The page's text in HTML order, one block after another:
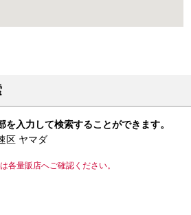
を入力して検索することができます。
区 ヤマダ
各量販店へご確認ください。